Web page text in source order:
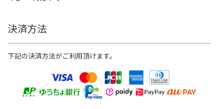
決済方法
下記の決済方法がご利用頂けます。